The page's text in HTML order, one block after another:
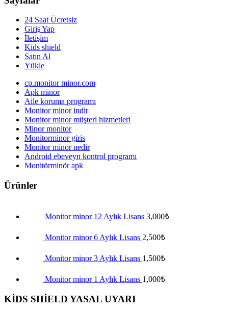
24 Saat Ücretsiz
Giriş Yap
İletişim
Kids shield
Satın Al
Yükle
cp.monitor minor.com
Apk minor
Aile koruma programı
Monitor minor indir
Monitor minor müşteri hizmetleri
Minor monitor
Monitorminor giris
Monitor minor nedir
Android ebeveyn kontrol programı
Monitörminör apk
Ürünler
Monitor minor 12 Aylık Lisans 3,000₺
Monitor minor 6 Aylık Lisans 2,500₺
Monitor minor 3 Aylık Lisans 1,500₺
Monitor minor 1 Aylık Lisans 1,000₺
KİDS SHİELD YASAL UYARI